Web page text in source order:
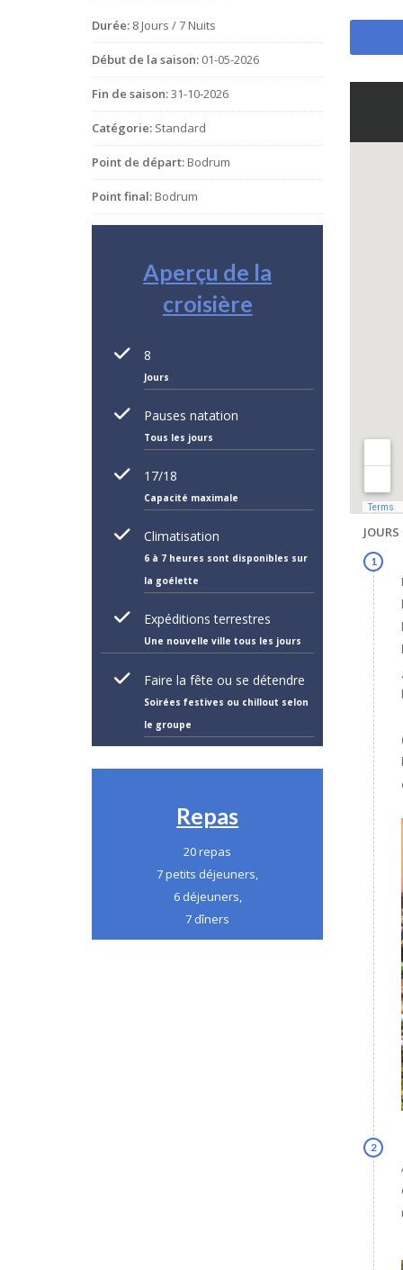
Durée: 8 Jours / 7 Nuits
Début de la saison: 01-05-2026
Fin de saison:31-10-2026
Catégorie: Standard
Point de départ: Bodrum
Point final: Bodrum
Aperçu de la
croisière
8
Jours
Pauses natation
Tous les jours
17/18
Capacité maximale
Climatisation
6 à 7 heures sont disponibles sur
la goélette
Expéditions terrestres
Une nouvelle ville tous les jours
Faire la fête ou se détendre
Soirées festives ou chillout selon
le groupe
Repas
20 repas
7 petits déjeuners,
6 déjeuners,
7 dîners
JOURS
1
2